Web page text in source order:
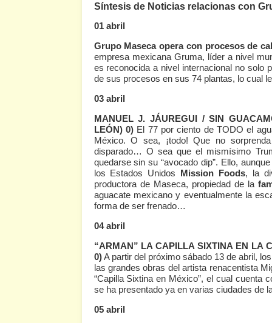
Síntesis de Noticias relacionas con
01 abril
Grupo Maseca opera con procesos de
empresa mexicana Gruma, líder a nivel
es reconocida a nivel internacional no solo
de sus procesos en sus 74 plantas, lo cual
03 abril
MANUEL J. JÁUREGUI / SIN
LEÓN) 0) El 77 por ciento de TODO el
México. O sea, ¡todo! Que no
disparado… O sea que el mismísimo
quedarse sin su “avocado dip”. Ello,
los Estados Unidos Mission Foods, la
productora de Maseca, propiedad de la
aguacate mexicano y eventualmente la
forma de ser frenado…
04 abril
“ARMAN” LA CAPILLA SIXTINA EN LA
0)A partir del próximo sábado 13 de abril,
las grandes obras del artista renacentista
“Capilla Sixtina en México”, el cual cuenta
se ha presentado ya en varias ciudades de
05 abril